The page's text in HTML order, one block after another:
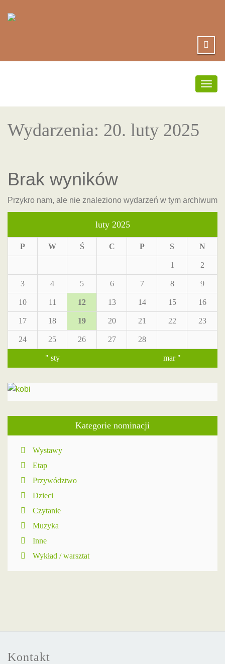
Wydarzenia: 20. luty 2025
Brak wyników
Przykro nam, ale nie znaleziono wydarzeń w tym archiwum
luty 2025
P W Ś C P S N
1 2
3 4 5 6 7 8 9
10 11 12 13 14 15 16
17 18 19 20 21 22 23
24 25 26 27 28
" sty mar "
Kategorie nominacji
Wystawy
Etap
Przywództwo
Dzieci
Czytanie
Muzyka
Inne
Wykład / warsztat
Kontakt